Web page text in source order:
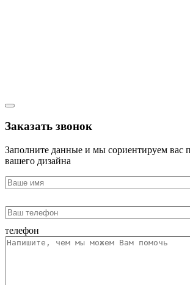
Заказать звонок
Заполните данные и мы сориентируем вас
вашего дизайна
телефон